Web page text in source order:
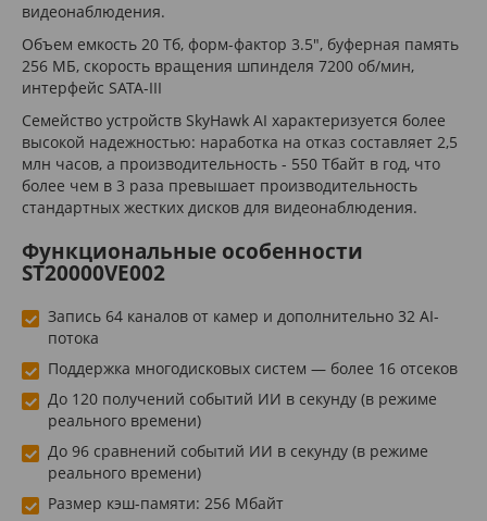
видеонаблюдения.
Объем емкость 20 Тб, форм-фактор 3.5", буферная память
256 МБ, скорость вращения шпинделя 7200 об/мин,
интерфейс SATA-III
Семейство устройств SkyHawk AI характеризуется более
высокой надежностью: наработка на отказ составляет 2,5
млн часов, а производительность - 550 Тбайт в год, что
более чем в 3 раза превышает производительность
стандартных жестких дисков для видеонаблюдения.
Функциональные особенности
ST20000VE002
Запись 64 каналов от камер и дополнительно 32 AI-
потока
Поддержка многодисковых систем — более 16 отсеков
До 120 получений событий ИИ в секунду (в режиме
реального времени)
До 96 сравнений событий ИИ в секунду (в режиме
реального времени)
Размер кэш-памяти: 256 Мбайт